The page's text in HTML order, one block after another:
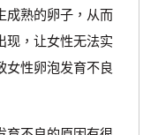
成熟的卵子，从而
现，让女性无法实
女性卵泡发育不良